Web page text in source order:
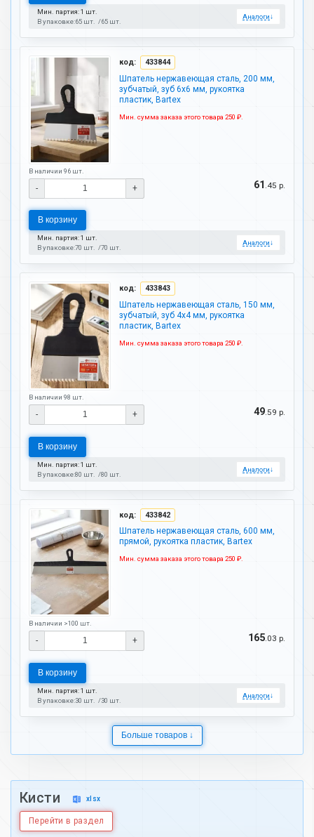
Мин. партия: 1 шт.
В упаковке:65 шт. 65 шт.
Аналоги↓
код: 433844
Шпатель нержавеющая сталь, 200 мм,
зубчатый, зуб 6х6 мм, рукоятка
пластик, Bartex
Мин. сумма заказа этого товара 250 ₽.
В наличии 96 шт.
- + 61 .45 р.
В корзину
Мин. партия: 1 шт.
В упаковке:70 шт. 70 шт.
Аналоги↓
код: 433843
Шпатель нержавеющая сталь, 150 мм,
зубчатый, зуб 4х4 мм, рукоятка
пластик, Bartex
Мин. сумма заказа этого товара 250 ₽.
В наличии 98 шт.
- + 49 .59 р.
В корзину
Мин. партия: 1 шт.
В упаковке:80 шт. 80 шт.
Аналоги↓
код: 433842
Шпатель нержавеющая сталь, 600 мм,
прямой, рукоятка пластик, Bartex
Мин. сумма заказа этого товара 250 ₽.
В наличии >100 шт.
- + 165 .03 р.
В корзину
Мин. партия: 1 шт.
В упаковке:30 шт. 30 шт.
Аналоги↓
Больше товаров ↓
Кисти xlsx
Перейти в раздел